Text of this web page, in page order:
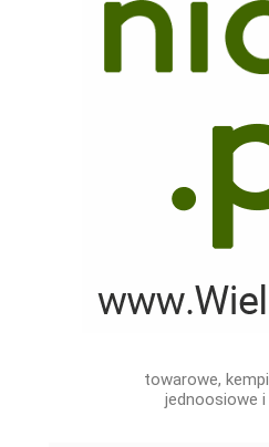
towarowe,
jednoosiowe